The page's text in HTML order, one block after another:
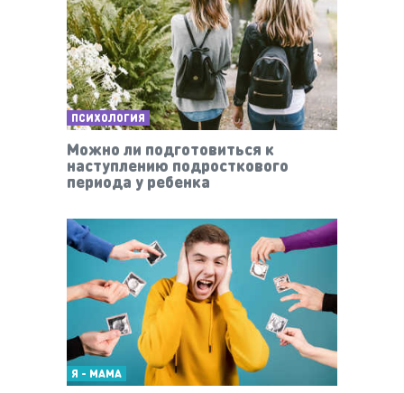
ПСИХОЛОГИЯ
Можно ли подготовиться к
наступлению подросткового
периода у ребенка
Я - МАМА